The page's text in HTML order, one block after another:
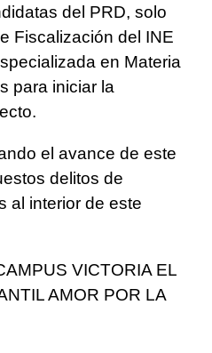
del PRD, solo
Fiscalización del INE
en Materia
para iniciar la
el avance de este
delitos de
al interior de este
VICTORIA EL
AMOR POR LA